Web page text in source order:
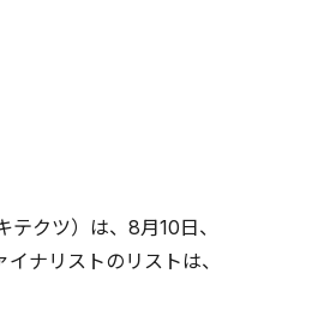
クツ）は、8月10日、
ナリストのリストは、